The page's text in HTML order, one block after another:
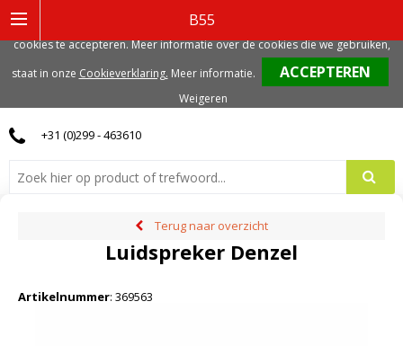
B55
0
+31 (0)299 - 463610
Terug naar overzicht
Luidspreker Denzel
Artikelnummer: 369563
gerelateerde cookies. Voor de beste gebruikerservaring, adviseren we deze
cookies te accepteren. Meer informatie over de cookies die we gebruiken,
staat in onze Cookieverklaring. Meer informatie.
Weigeren